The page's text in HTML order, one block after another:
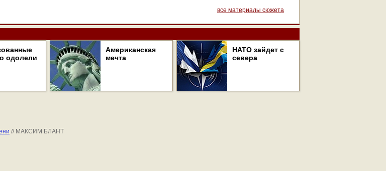
все материалы сюжета
одолели
Американская
мечта
НАТО зайдет с
севера
// МАКСИМ БЛАНТ